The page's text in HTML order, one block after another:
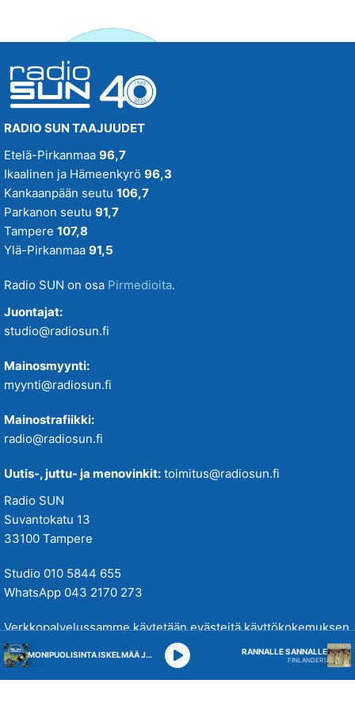
RADIO SUN TAAJUUDET
Etelä-Pirkanmaa 96,7
Ikaalinen ja Hämeenkyrö 96,3
Kankaanpään seutu 106,7
Parkanon seutu 91,7
Tampere 107,8
Ylä-Pirkanmaa 91,5
Radio SUN on osa Pirmedioita.
Juontajat:
studio@radiosun.fi
Mainosmyynti:
myynti@radiosun.fi
Mainostrafiikki:
radio@radiosun.fi
Uutis-, juttu- ja menovinkit: toimitus@radiosun.fi
Radio SUN
Suvantokatu 13
33100 Tampere
Studio 010 5844 655
WhatsApp 043 2170 273
Verkkopalvelussamme käytetään evästeitä käyttökokemuksen
parantamiseksi. Tutustu tietosuojakäytäntöihimmetäällä.
MONIPUOLISINTA ISKELMÄÄ JA PARASTA POPPIA RANNALLE SANNALLE
FINLANDERS